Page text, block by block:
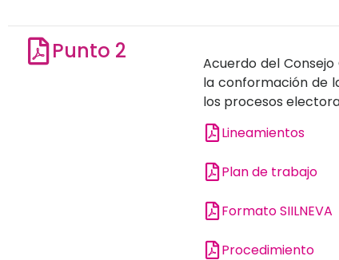
Punto 2
Acuerdo del
la conformación de
los procesos
Lineamientos
Plan de trabajo
Formato SIILNEVA
Procedimiento